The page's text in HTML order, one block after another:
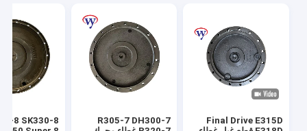
Final Drive E315D
R305-7 DH300-7
8 SK330-8